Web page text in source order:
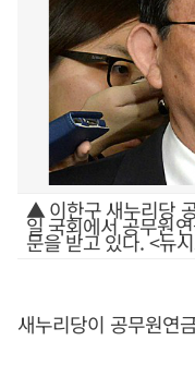
▲ 이한구 새누리당
일 국회에서 공무원
문을 받고 있다. <뉴
새누리당이 공무원연